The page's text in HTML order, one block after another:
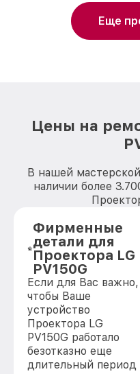
Еще
Цены на
В нашей
наличии более
Фирменные
детали для
Проектора LG
PV150G
Если для Вас важно,
чтобы Ваше
устройство
Проектора LG
PV150G работало
безотказно еще
длительный период